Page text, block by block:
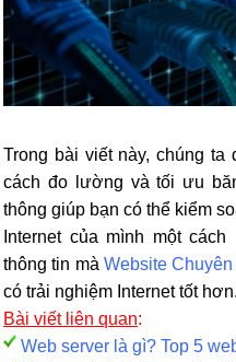
Trong bài viết này, chúng ta
cách đo lường và tối ưu
thông giúp bạn có thể kiểm
Internet của mình một
thông tin mà Website
có trải nghiệm Internet tốt hơn.
Bài viết liên quan:
Web server là gì? Top 5